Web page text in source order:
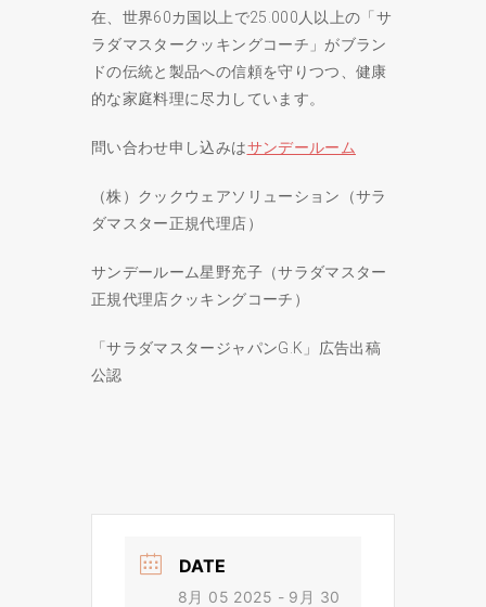
在、世界60カ国以上で25.000人以上の「サ
ラダマスタークッキングコーチ」がブラン
ドの伝統と製品への信頼を守りつつ、健康
的な家庭料理に尽力しています。
問い合わせ申し込みはサンデールーム
（株）クックウェアソリューション（サラ
ダマスター正規代理店）
サンデールーム星野充子（サラダマスター
正規代理店クッキングコーチ）
「サラダマスタージャパンG.K」広告出稿
公認
DATE
8月 05 2025 - 9月 30